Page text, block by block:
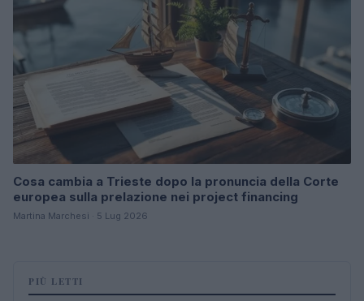
Cosa cambia a Trieste dopo la pronuncia della Corte
europea sulla prelazione nei project financing
Martina Marchesi · 5 Lug 2026
PIÙ LETTI